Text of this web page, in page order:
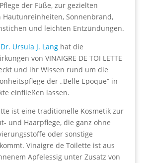
der Füße, zur gezielten
Hautunreinheiten, Sonnenbrand,
und leichten Entzündungen.
Dr. Ursula J. Langhat die
von VINAIGRE DE TOI LETTE
und ihr Wissen rund um die
der „Belle Epoque“ in
einfließen lassen.
ist eine traditionelle Kosmetik zur
und Haarpflege, die ganz ohne
oder sonstige
Vinaigre de Toilette ist aus
Apfelessig unter Zusatz von